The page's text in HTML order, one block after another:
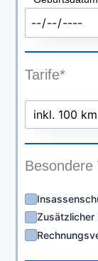
Tarife*
Besondere
Zusätzlicher